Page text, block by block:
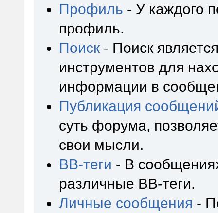
Профиль - У каждого
профиль.
Поиск - Поиск
инструментов для
информации в
Публикация
суть форума,
свои мысли.
BB-теги - В
различные BB-теги.
Личные сообщения -